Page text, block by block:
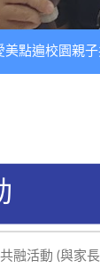
美點遍校園親
融活動 (與家